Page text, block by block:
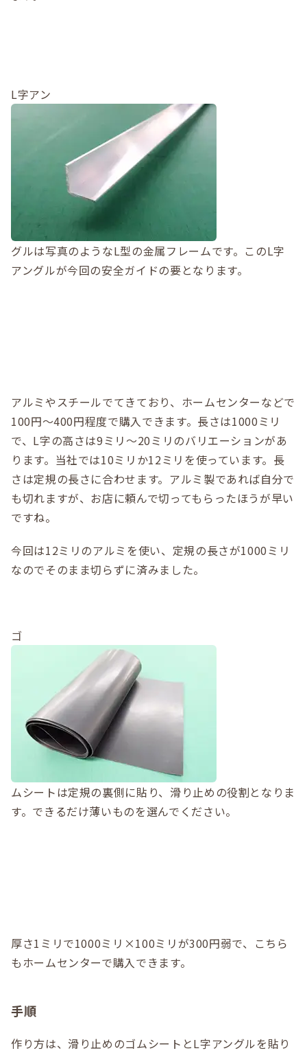
L字アン
グルは写真のようなL型の金属フレームです。このL字
アングルが今回の安全ガイドの要となります。
アルミやスチールでてきており、ホームセンターなどで
100円～400円程度で購入できます。長さは1000ミリ
で、L字の高さは9ミリ～20ミリのバリエーションがあ
ります。当社では10ミリか12ミリを使っています。長
さは定規の長さに合わせます。アルミ製であれば自分で
も切れますが、お店に頼んで切ってもらったほうが早い
ですね。
今回は12ミリのアルミを使い、定規の長さが1000ミリ
なのでそのまま切らずに済みました。
ゴ
ムシートは定規の裏側に貼り、滑り止めの役割となりま
す。できるだけ薄いものを選んでください。
厚さ1ミリで1000ミリ×100ミリが300円弱で、こちら
もホームセンターで購入できます。
手順
作り方は、滑り止めのゴムシートとL字アングルを貼り